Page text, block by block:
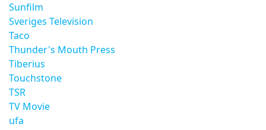
Sunfilm
Sveriges Television
Taco
Thunder's Mouth Press
Tiberius
Touchstone
TSR
TV Movie
ufa